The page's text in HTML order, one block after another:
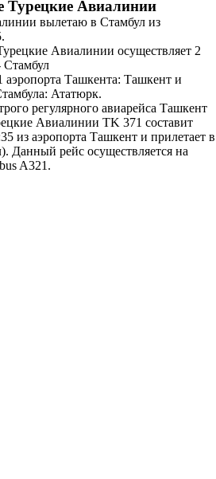
Турецкие Авиалинии
вылетаю в Стамбул из
Авиалинии осуществляет 2
аэропорта Ташкента: Ташкент и
Ататюрк.
регулярного авиарейса Ташкент
Авиалинии TK 371 составит
из аэропорта Ташкент и прилетает в
Данный рейс осуществляется на
A321.